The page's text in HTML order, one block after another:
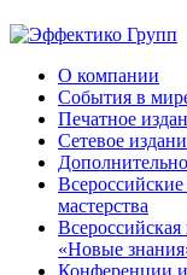
О компании
События в
Печатное
Сетевое
мастерства
«Новые
Конференции